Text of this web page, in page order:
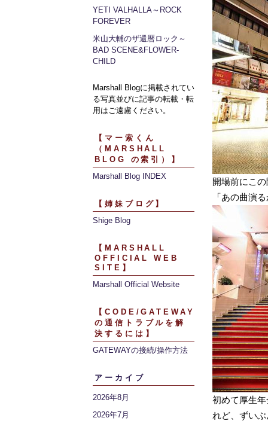
YETI VALHALLA～ROCK
FOREVER
米山大輔のザ還暦ロック～
BAD SCENE&FLOWER-
CHILD
Marshall Blogに掲載されてい
る写真並びに記事の転載・転
用はご遠慮ください。
【マー索くん
（MARSHALL
BLOG の索引）】
Marshall Blog INDEX
【姉妹ブログ】
Shige Blog
【MARSHALL
OFFICIAL WEB
SITE】
Marshall Official Website
【CODE/GATEWAY
の通信トラブルを解
決するには】
GATEWAYの接続/操作方法
アーカイブ
2026年8月
2026年7月
開場前にこ
「あの曲演
初めて厚生
れど、ずい